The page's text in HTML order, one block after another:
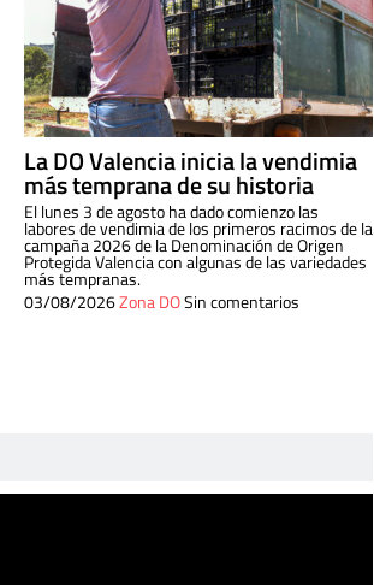
La DO Valencia inicia la vendimia
más temprana de su historia
El lunes 3 de agosto ha dado comienzo las
labores de vendimia de los primeros racimos de la
campaña 2026 de la Denominación de Origen
Protegida Valencia con algunas de las variedades
más tempranas.
03/08/2026Zona DOSin comentarios